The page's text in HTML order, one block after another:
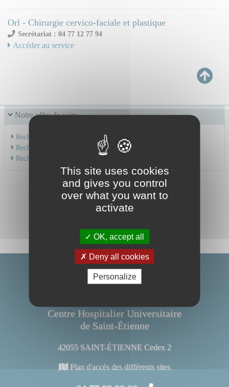
Notre offre de soins
Recherche par service
Recherche par spécialité
Recherche par médecin
Orl - Chirurgie cervico-faciale et plastique
Secrétariat : 04 77 12 77 94
Accéder au service
Centre Hospitalier Universitaire
de Saint-Étienne
42055 SAINT-ÉTIENNE Cedex 2
Plan d'accès des différents sites
This site uses cookies
and gives you control
over what you want to
activate
OK, accept all
Deny all cookies
Personalize